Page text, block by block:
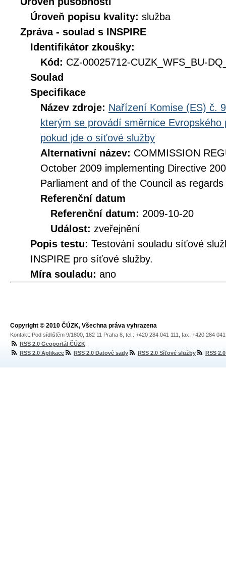
Úroveň popisu kvality: služba
Zpráva - soulad s INSPIRE
Identifikátor zkoušky:
Kód: CZ-00025712-CUZK_WFS_BU-
Soulad
Specifikace
Název zdroje: Nařízení Komise (ES) č.
kterým se provádí směrnice
pokud jde o síťové služby
Alternativní název: COMMISSION
October 2009 implementing Directive
Parliament and of the Council as
Referenční datum
Referenční datum: 2009-10-20
Událost: zveřejnění
Popis testu: Testování souladu síťové
INSPIRE pro síťové služby.
Míra souladu: ano
Copyright © 2010 ČÚZK, Všechna práva vyhrazena
Kontakt: Pod sídlištěm 9/1800, 182 11 Praha 8, tel.: +420 284 041 111, fax: +420 284
RSS 2.0 Geoportál ČÚZK
RSS 2.0 Aplikace
RSS 2.0 Datové sady RSS 2.0 Síťové služby RSS